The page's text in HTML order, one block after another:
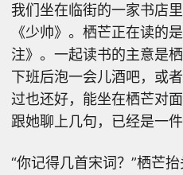
我们坐在临街的一家书店
《少帅》。栖芒正在读的
注》。一起读书的主意是
下班后泡一会儿酒吧，或
过也还好，能坐在栖芒对
跟她聊上几句，已经是一件
“你记得几首宋词？”栖芒抬